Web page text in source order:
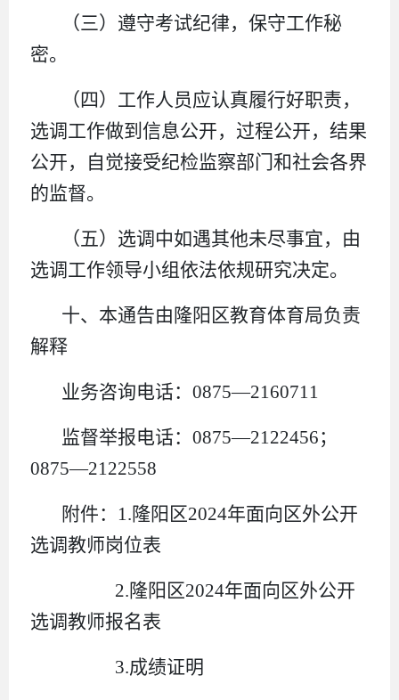
（三）遵守考试纪律，保守工作秘
密。
（四）工作人员应认真履行好职责，
选调工作做到信息公开，过程公开，结果
公开，自觉接受纪检监察部门和社会各界
的监督。
（五）选调中如遇其他未尽事宜，由
选调工作领导小组依法依规研究决定。
十、本通告由隆阳区教育体育局负责
解释
业务咨询电话：0875—2160711
监督举报电话：0875—2122456；
0875—2122558
附件：1.隆阳区2024年面向区外公开
选调教师岗位表
2.隆阳区2024年面向区外公开
选调教师报名表
3.成绩证明